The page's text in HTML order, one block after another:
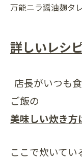
万能ニラ醤油麹タ
詳しいレシ
店長がいつも
ご飯の
美味しい炊き方
ここで炊いてい